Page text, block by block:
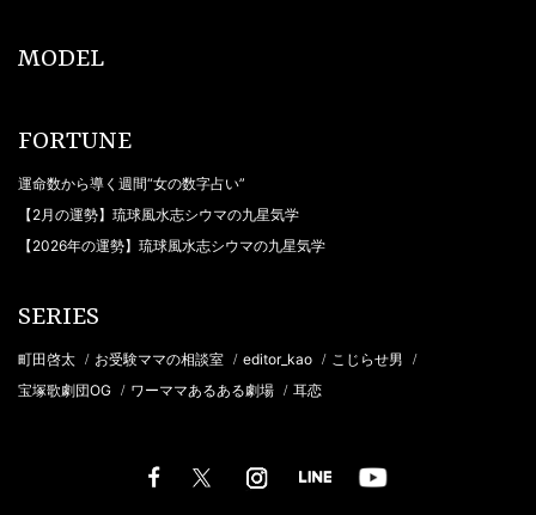
MODEL
FORTUNE
運命数から導く週間“女の数字占い”
【2月の運勢】琉球風水志シウマの九星気学
【2026年の運勢】琉球風水志シウマの九星気学
SERIES
町田啓太 / お受験ママの相談室 / editor_kao / こじらせ男 /
宝塚歌劇団OG / ワーママあるある劇場 / 耳恋